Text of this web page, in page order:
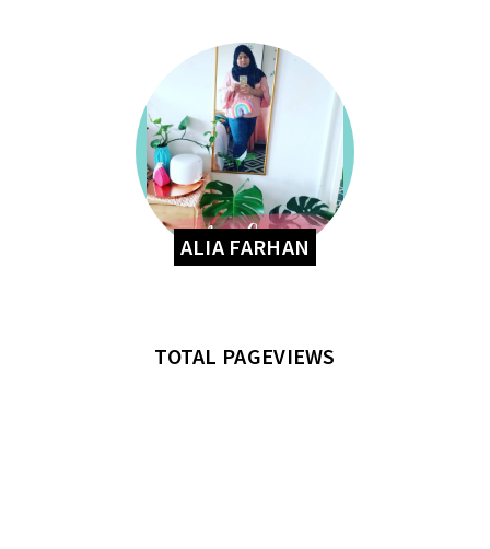
ALIA FARHAN
TOTAL PAGEVIEWS